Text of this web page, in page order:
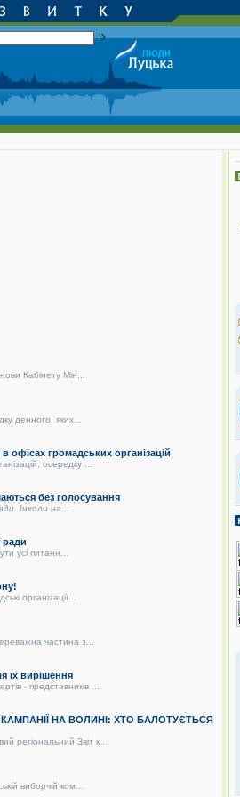
Кабінету Мін...
денного, яких...
офісах громадських організацій
осередку ...
без голосування
Інколи на...
ради
усі питанн...
організації...
частина з...
їх вирішення
- представників ...
КАМПАНІЇ НА ВОЛИНІ: ХТО БАЛОТУЄТЬСЯ
регіональний Звіт к...
виборчій ком...